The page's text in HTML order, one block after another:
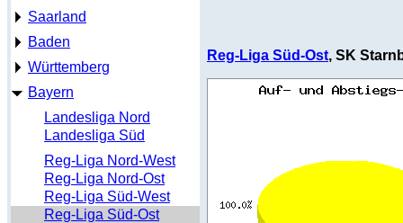
Saarland
Baden
Württemberg
Bayern
Landesliga Nord
Landesliga Süd
Reg-Liga Nord-West
Reg-Liga Nord-Ost
Reg-Liga Süd-West
Reg-Liga Süd-Ost
Reg-Liga Süd-Ost, SK